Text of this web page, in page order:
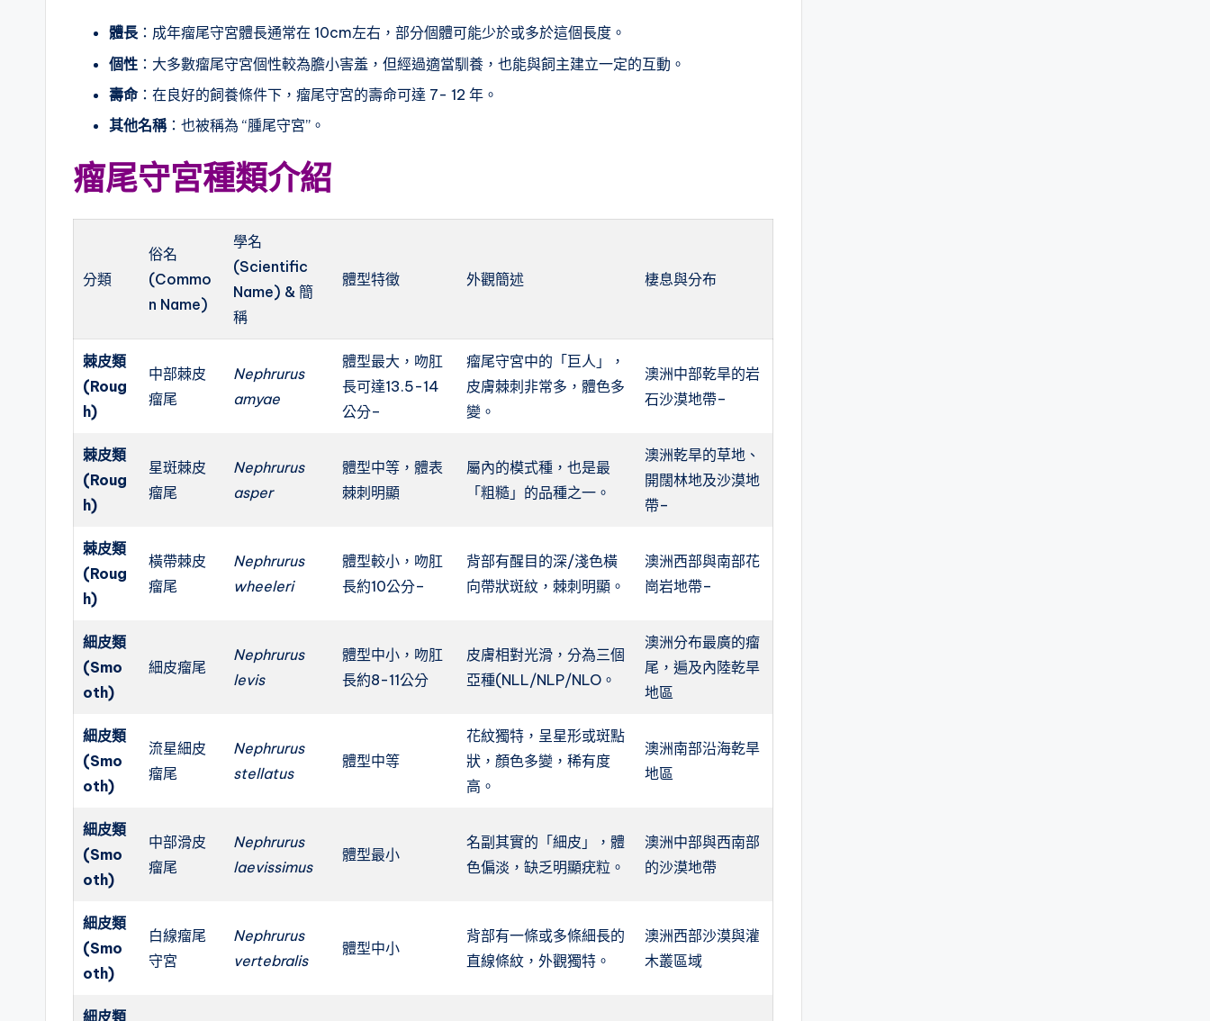
體長 ：成年瘤尾守宮體長通常在 10cm左右，部分個體可能少於或多於這個長度。
個性 ：大多數瘤尾守宮個性較為膽小害羞，但經過適當馴養，也能與飼主建立一定的互動。
壽命 ：在良好的飼養條件下，瘤尾守宮的壽命可達 7- 12 年。
其他名稱：也被稱為 “腫尾守宮”。
瘤尾守宮種類介紹
分類
俗名
(Commo
n Name)
學名
(Scientific
Name) & 簡
稱
體型特徵 外觀簡述 棲息與分布
棘皮類
(Roug
h)
中部棘皮
瘤尾
Nephrurus
amyae
體型最大，吻肛
長可達13.5-14
公分–
瘤尾守宮中的「巨人」，
皮膚棘刺非常多，體色多
變。
澳洲中部乾旱的岩
石沙漠地帶–
棘皮類
(Roug
h)
星斑棘皮
瘤尾
Nephrurus
asper
體型中等，體表
棘刺明顯
屬內的模式種，也是最
「粗糙」的品種之一。
澳洲乾旱的草地、
開闊林地及沙漠地
帶–
棘皮類
(Roug
h)
橫帶棘皮
瘤尾
Nephrurus
wheeleri
體型較小，吻肛
長約10公分–
背部有醒目的深/淺色橫
向帶狀斑紋，棘刺明顯。
澳洲西部與南部花
崗岩地帶–
細皮類
(Smo
oth)
細皮瘤尾
Nephrurus
levis
體型中小，吻肛
長約8-11公分
皮膚相對光滑，分為三個
亞種(NLL/NLP/NLO。
澳洲分布最廣的瘤
尾，遍及內陸乾旱
地區
細皮類
(Smo
oth)
流星細皮
瘤尾
Nephrurus
stellatus
體型中等
花紋獨特，呈星形或斑點
狀，顏色多變，稀有度
高。
澳洲南部沿海乾旱
地區
細皮類
(Smo
oth)
中部滑皮
瘤尾
Nephrurus
laevissimus
體型最小
名副其實的「細皮」，體
色偏淡，缺乏明顯疣粒。
澳洲中部與西南部
的沙漠地帶
細皮類
(Smo
oth)
白線瘤尾
守宮
Nephrurus
vertebralis
體型中小
背部有一條或多條細長的
直線條紋，外觀獨特。
澳洲西部沙漠與灌
木叢區域
細皮類